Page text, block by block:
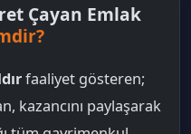
Çayan Emlak
faaliyet gösteren;
kazancını paylaşarak